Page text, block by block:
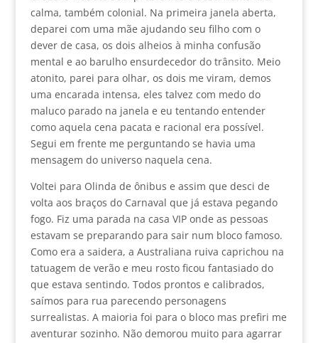
calma, também colonial. Na primeira janela aberta,
deparei com uma mãe ajudando seu filho com o
dever de casa, os dois alheios à minha confusão
mental e ao barulho ensurdecedor do trânsito. Meio
atonito, parei para olhar, os dois me viram, demos
uma encarada intensa, eles talvez com medo do
maluco parado na janela e eu tentando entender
como aquela cena pacata e racional era possível.
Segui em frente me perguntando se havia uma
mensagem do universo naquela cena.
Voltei para Olinda de ônibus e assim que desci de
volta aos braços do Carnaval que já estava pegando
fogo. Fiz uma parada na casa VIP onde as pessoas
estavam se preparando para sair num bloco famoso.
Como era a saidera, a Australiana ruiva caprichou na
tatuagem de verão e meu rosto ficou fantasiado do
que estava sentindo. Todos prontos e calibrados,
saímos para rua parecendo personagens
surrealistas. A maioria foi para o bloco mas prefiri me
aventurar sozinho. Não demorou muito para agarrar